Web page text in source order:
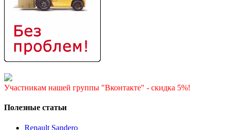
Участникам нашей группы "Вконтакте" - скидка 5%!
Полезные статьи
Renault Sandero